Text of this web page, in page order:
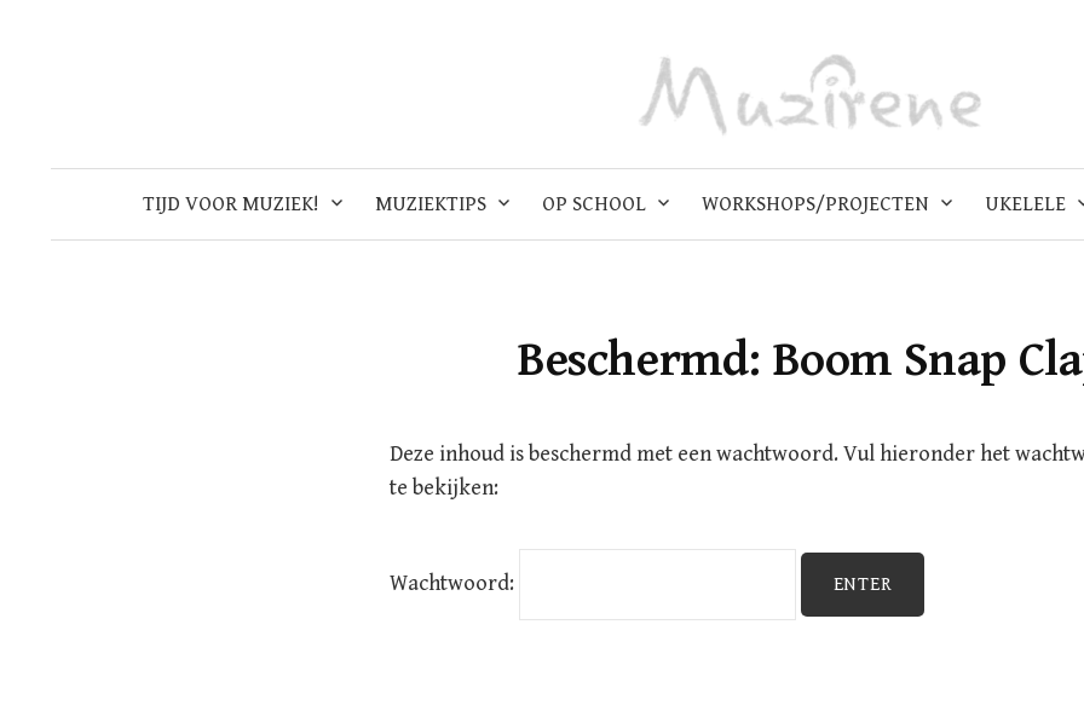
TIJD VOOR MUZIEK! MUZIEKTIPS OP SCHOOL WORKSHOPS/PROJECTEN UKELELE
Beschermd: Boom Snap
Deze inhoud is beschermd met een wachtwoord. Vul hieronder het
te bekijken:
Wachtwoord: